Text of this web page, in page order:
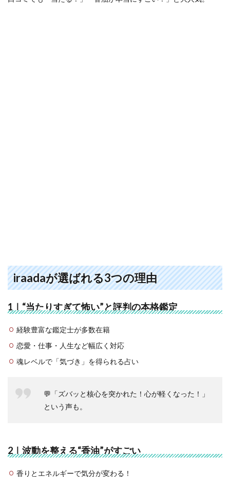
iraadaが選ばれる3つの理由
1｜“当たりすぎて怖い”と評判の本格鑑定
経験豊富な鑑定士が多数在籍
恋愛・仕事・人生など幅広く対応
魂レベルで「気づき」を得られる占い
💬「ズバッと核心を突かれた！心が軽くなった！」
という声も。
2｜波動を整える“香油”がすごい
香りとエネルギーで気分が変わる！